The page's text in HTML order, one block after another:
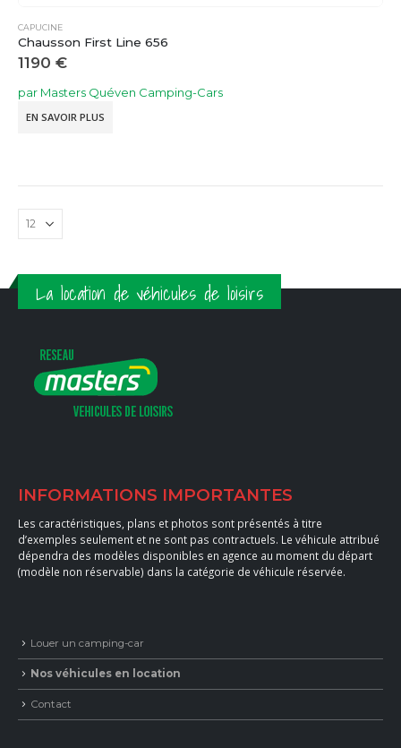
CAPUCINE
Chausson First Line 656
1190 €
par Masters Quéven Camping-Cars
EN SAVOIR PLUS
La location de véhicules de loisirs
INFORMATIONS IMPORTANTES
Les caractéristiques, plans et photos sont présentés à titre
d’exemples seulement et ne sont pas contractuels. Le véhicule attribué
dépendra des modèles disponibles en agence au moment du départ
(modèle non réservable) dans la catégorie de véhicule réservée.
Louer un camping-car
Nos véhicules en location
Contact